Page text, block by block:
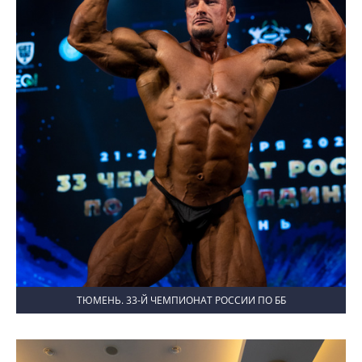
ТЮМЕНЬ. 33-Й ЧЕМПИОНАТ РОССИИ ПО ББ